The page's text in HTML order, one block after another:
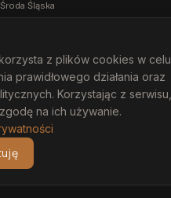
Śląska
Środa Śląska
na wymiar Środa Śląska
na wymiar Środa Śląska
z plików cookies w celu
prawidłowego działania oraz
Korzystając z serwisu,
na ich używanie.